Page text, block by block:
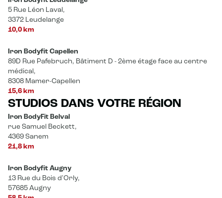
5 Rue Léon Laval,
3372 Leudelange
10,0 km
Iron Bodyfit Capellen
89D Rue Pafebruch, Bâtiment D - 2ème étage face au centre
médical,
8308 Mamer-Capellen
15,6 km
STUDIOS DANS VOTRE RÉGION
Iron BodyFit Belval
rue Samuel Beckett,
4369 Sanem
21,8 km
Iron Bodyfit Augny
13 Rue du Bois d'Orly,
57685 Augny